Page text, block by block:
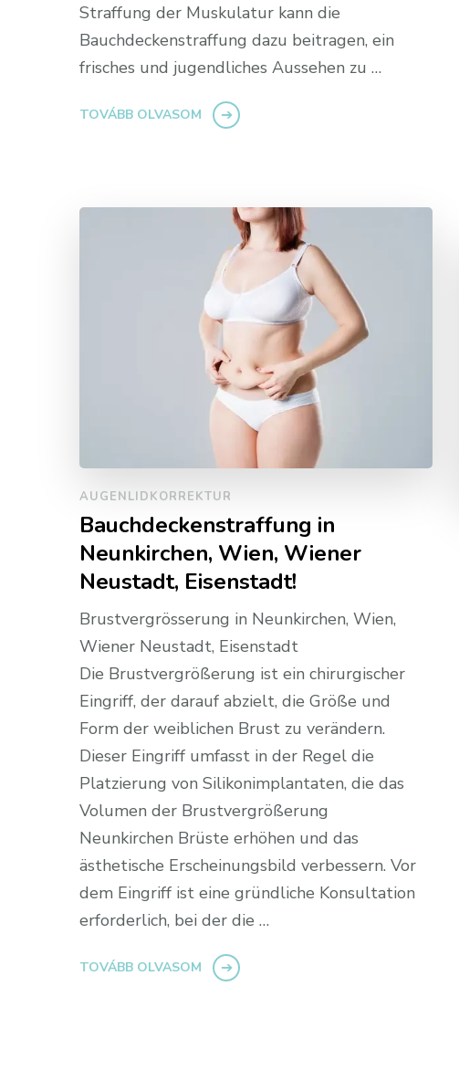
Straffung der Muskulatur kann die
Bauchdeckenstraffung dazu beitragen, ein
frisches und jugendliches Aussehen zu …
TOVÁBB OLVASOM
AUGENLIDKORREKTUR
Bauchdeckenstraffung in
Neunkirchen, Wien, Wiener
Neustadt, Eisenstadt!
Brustvergrösserung in Neunkirchen, Wien,
Wiener Neustadt, Eisenstadt
Die Brustvergrößerung ist ein chirurgischer
Eingriff, der darauf abzielt, die Größe und
Form der weiblichen Brust zu verändern.
Dieser Eingriff umfasst in der Regel die
Platzierung von Silikonimplantaten, die das
Volumen der Brustvergrößerung
Neunkirchen Brüste erhöhen und das
ästhetische Erscheinungsbild verbessern. Vor
dem Eingriff ist eine gründliche Konsultation
erforderlich, bei der die …
TOVÁBB OLVASOM